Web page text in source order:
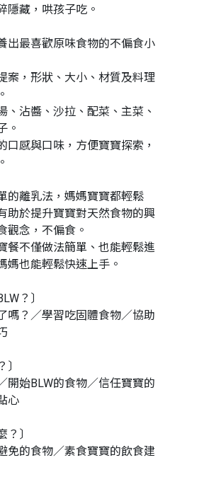
隱藏，哄孩子吃。
出最喜歡原味食物的不偏食小
案，形狀、大小、材質及料理
、沾醬、沙拉、配菜、主菜、
。
口感與口味，方便寶寶探索，
的離乳法，媽媽寶寶都輕鬆
助於提升寶寶對天然食物的興
觀念，不偏食。
餐不僅做法簡單、也能輕鬆進
媽也能輕鬆快速上手。
？〕
嗎？／學習吃固體食物／協助
〕
開始BLW的食物／信任寶寶的
心
？〕
免的食物／素食寶寶的飲食建